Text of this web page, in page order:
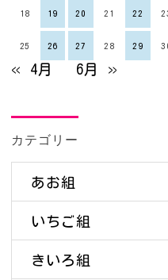
18 19 20 21 22
25 26 27 28 29
« 4月 6月 »
カテゴリー
あお組
いちご組
きいろ組